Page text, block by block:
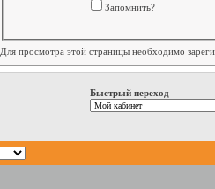
Запомнить?
Для просмотра этой страницы необходимо
Быстрый переход